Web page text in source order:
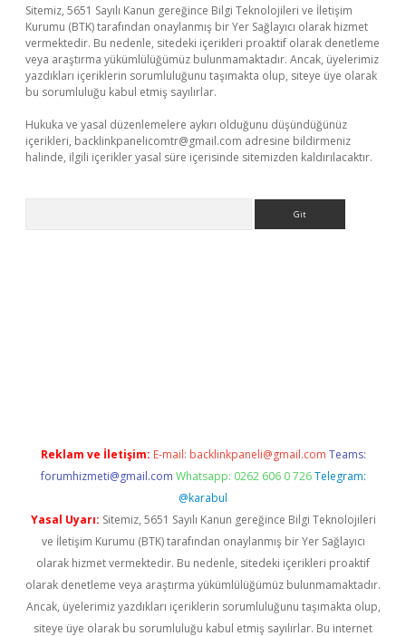
Sitemiz, 5651 Sayılı Kanun gereğince Bilgi Teknolojileri ve İletişim
Kurumu (BTK) tarafından onaylanmış bir Yer Sağlayıcı olarak hizmet
vermektedir. Bu nedenle, sitedeki içerikleri proaktif olarak denetleme
veya araştırma yükümlülüğümüz bulunmamaktadır. Ancak, üyelerimiz
yazdıkları içeriklerin sorumluluğunu taşımakta olup, siteye üye olarak
bu sorumluluğu kabul etmiş sayılırlar.
Hukuka ve yasal düzenlemelere aykırı olduğunu düşündüğünüz
içerikleri, backlinkpanelicomtr@gmail.com adresine bildirmeniz
halinde, ilgili içerikler yasal süre içerisinde sitemizden kaldırılacaktır.
Reklam ve İletişim: E-mail: backlinkpaneli@gmail.com Teams:
forumhizmeti@gmail.com Whatsapp: 0262 606 0 726 Telegram:
@karabul
Yasal Uyarı: Sitemiz, 5651 Sayılı Kanun gereğince Bilgi Teknolojileri
ve İletişim Kurumu (BTK) tarafından onaylanmış bir Yer Sağlayıcı
olarak hizmet vermektedir. Bu nedenle, sitedeki içerikleri proaktif
olarak denetleme veya araştırma yükümlülüğümüz bulunmamaktadır.
Ancak, üyelerimiz yazdıkları içeriklerin sorumluluğunu taşımakta olup,
siteye üye olarak bu sorumluluğu kabul etmiş sayılırlar. Bu internet